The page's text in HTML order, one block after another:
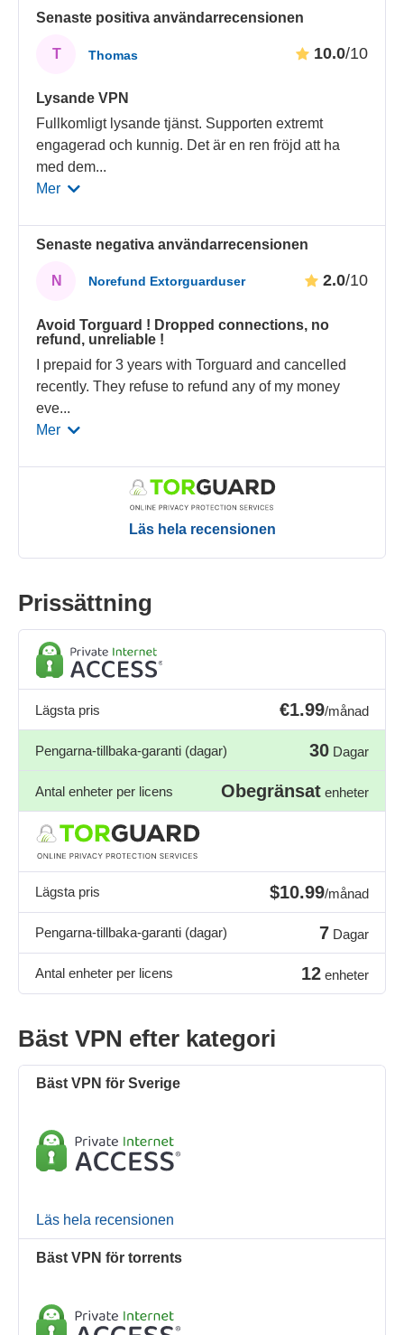
Senaste positiva användarrecensionen
T Thomas 10.0/10
Lysande VPN
Fullkomligt lysande tjänst. Supporten extremt
engagerad och kunnig. Det är en ren fröjd att ha
med dem...
Mer
Senaste negativa användarrecensionen
N Norefund Extorguarduser 2.0/10
Avoid Torguard ! Dropped connections, no
refund, unreliable !
I prepaid for 3 years with Torguard and cancelled
recently. They refuse to refund any of my money
eve...
Mer
Läs hela recensionen
Prissättning
Lägsta pris €1.99/månad
Pengarna-tillbaka-garanti (dagar) 30 Dagar
Antal enheter per licens Obegränsat enheter
Lägsta pris $10.99/månad
Pengarna-tillbaka-garanti (dagar) 7 Dagar
Antal enheter per licens 12 enheter
Bäst VPN efter kategori
Bäst VPN för Sverige
Läs hela recensionen
Bäst VPN för torrents